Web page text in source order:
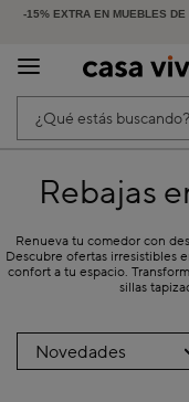
-15% EXTRA EN MUEBLES
HASTA -60%
¿Qué estás buscando?
Rebajas
Renueva tu comedor con
Descubre ofertas irresistibles
confort a tu espacio.
sillas